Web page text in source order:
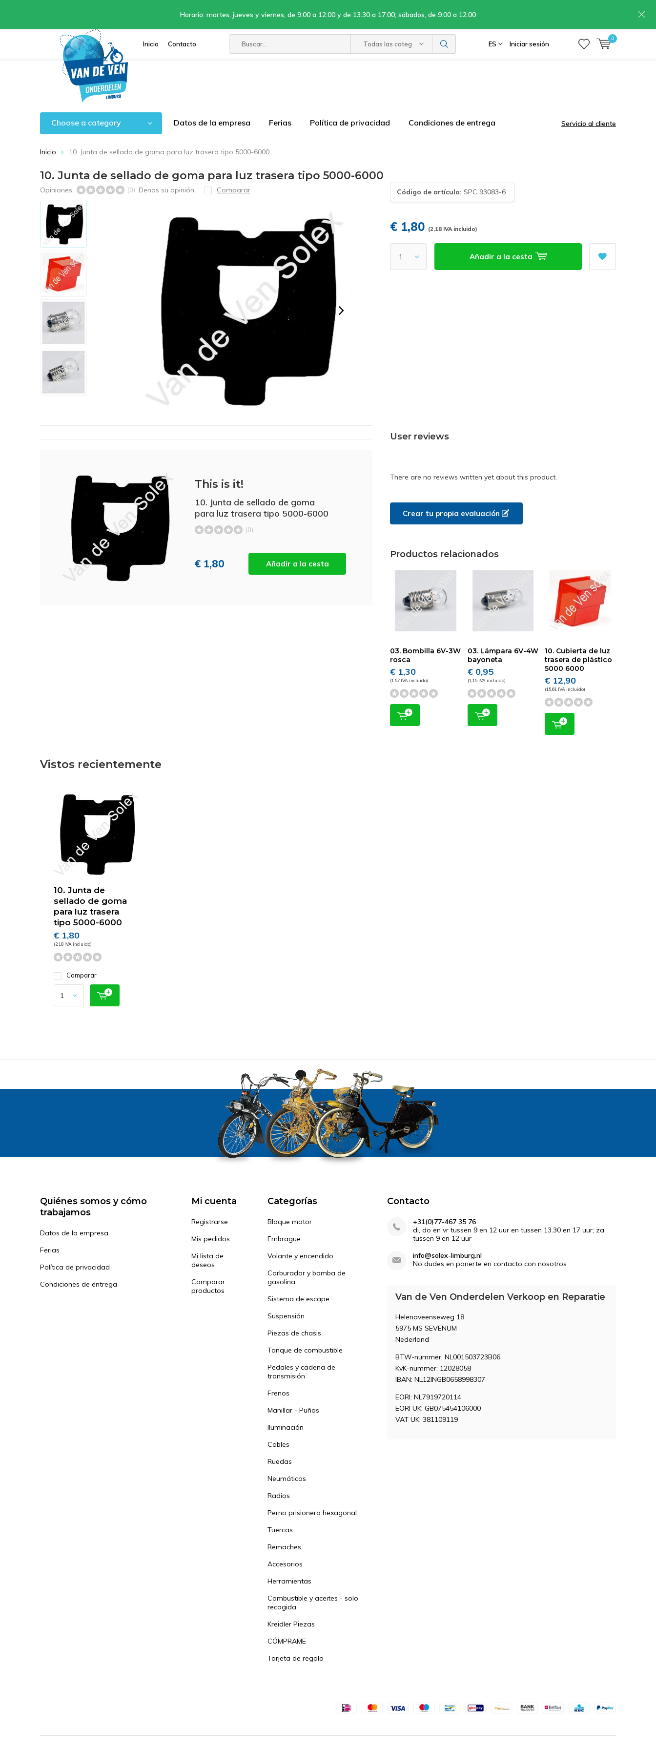
Inicio Contacto Todas las categorías ES Iniciar sesión
0
Horario: martes, jueves y viernes, de 9:00 a 12:00 y de 13:30 a 17:00; sábados, de 9:00 a 12:00
Choose a category Datos de la empresa Ferias Política de privacidad Condiciones de entrega Servicio al cliente
Inicio 10. Junta de sellado de goma para luz trasera tipo 5000-6000
10. Junta de sellado de goma para luz trasera tipo 5000-6000
Opiniones: (0) Denos su opinión Comparar Código de artículo: SPC 93083-6
€ 1,80 (2,18 IVA incluido)
Añadir a la cesta
This is it!
10. Junta de sellado de goma
para luz trasera tipo 5000-6000
(0)
€ 1,80 Añadir a la cesta
User reviews
There are no reviews written yet about this product.
Crear tu propia evaluación
Productos relacionados
03. Bombilla 6V-3W
rosca
€ 1,30
(1,57 IVA incluido)
03. Lámpara 6V-4W
bayoneta
€ 0,95
(1,15 IVA incluido)
10. Cubierta de luz
trasera de plástico
5000 6000
€ 12,90
(15,61 IVA incluido)
Vistos recientemente
10. Junta de
sellado de goma
para luz trasera
tipo 5000-6000
€ 1,80
(2,18 IVA incluido)
Comparar
Quiénes somos y cómo
trabajamos
Datos de la empresa
Ferias
Política de privacidad
Condiciones de entrega
Mi cuenta
Registrarse
Mis pedidos
Mi lista de
deseos
Comparar
productos
Categorías
Bloque motor
Embrague
Volante y encendido
Carburador y bomba de
gasolina
Sistema de escape
Suspensión
Piezas de chasis
Tanque de combustible
Pedales y cadena de
transmisión
Frenos
Manillar - Puños
Iluminación
Cables
Ruedas
Neumáticos
Radios
Perno prisionero hexagonal
Tuercas
Remaches
Accesorios
Herramientas
Combustible y aceites - solo
recogida
Kreidler Piezas
CÓMPRAME
Tarjeta de regalo
Contacto
+31(0)77-467 35 76
di, do en vr tussen 9 en 12 uur en tussen 13.30 en 17 uur; za
tussen 9 en 12 uur
info@solex-limburg.nl
No dudes en ponerte en contacto con nosotros
Van de Ven Onderdelen Verkoop en Reparatie
Helenaveenseweg 18
5975 MS SEVENUM
Nederland
BTW-nummer: NL001503723B06
KvK-nummer: 12028058
IBAN: NL12INGB0658998307
EORI: NL7919720114
EORI UK: GB075454106000
VAT UK: 381109119